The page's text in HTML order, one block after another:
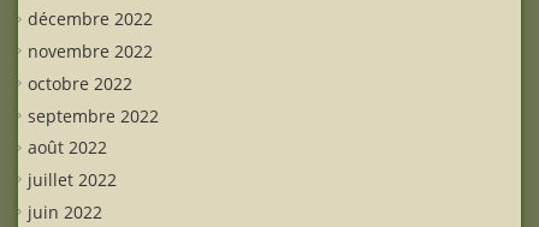
décembre 2022
novembre 2022
octobre 2022
septembre 2022
août 2022
juillet 2022
juin 2022